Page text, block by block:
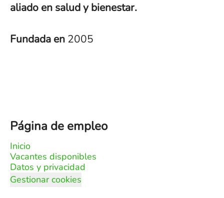
aliado en salud y bienestar.
Fundada en 2005
Página de empleo
Inicio
Vacantes disponibles
Datos y privacidad
Gestionar cookies